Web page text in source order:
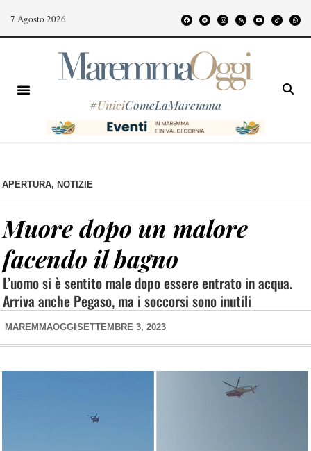
7 Agosto 2026
#UniciComeLaMaremma
APERTURA, NOTIZIE
Muore dopo un malore
facendo il bagno
L’uomo si è sentito male dopo essere entrato in acqua.
Arriva anche Pegaso, ma i soccorsi sono inutili
MAREMMAOGGI SETTEMBRE 3, 2023